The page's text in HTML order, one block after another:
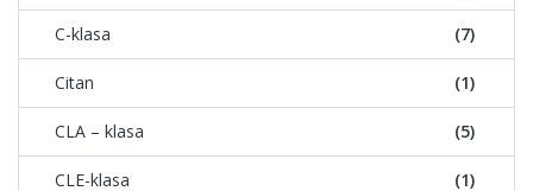
C-klasa (7)
Citan (1)
CLA – klasa (5)
CLE-klasa (1)